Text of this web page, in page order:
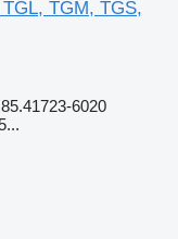
TGM, TGS,
6020